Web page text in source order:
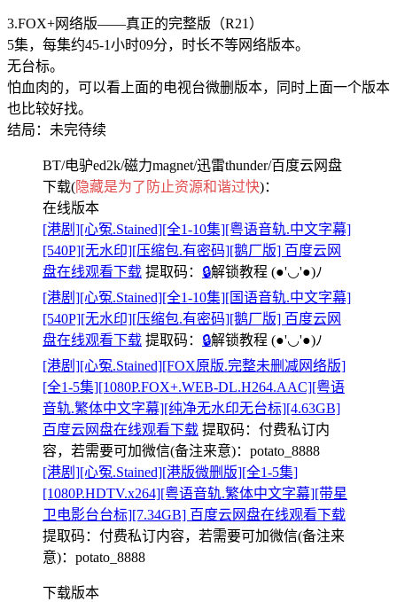
3.FOX+网络版——真正的完整版（R21）
5集，每集约45-1小时09分，时长不等网络版本。
无台标。
怕血肉的，可以看上面的电视台微删版本，同时上面一个版本
也比较好找。
结局：未完待续
BT/电驴ed2k/磁力magnet/迅雷thunder/百度云网盘
下载(隐藏是为了防止资源和谐过快)：
在线版本
[港剧][心冤.Stained][全1-10集][粤语音轨.中文字幕]
[540P][无水印][压缩包.有密码][鹅厂版] 百度云网
盘在线观看下载 提取码： 🔒解锁教程 (●'◡'●)ﾉ
[港剧][心冤.Stained][全1-10集][国语音轨.中文字幕]
[540P][无水印][压缩包.有密码][鹅厂版] 百度云网
盘在线观看下载 提取码： 🔒解锁教程 (●'◡'●)ﾉ
[港剧][心冤.Stained][FOX原版.完整未删减网络版]
[全1-5集][1080P.FOX+.WEB-DL.H264.AAC][粤语
音轨.繁体中文字幕][纯净无水印无台标][4.63GB]
百度云网盘在线观看下载 提取码： 付费私订内
容，若需要可加微信(备注来意)：potato_8888
[港剧][心冤.Stained][港版微删版][全1-5集]
[1080P.HDTV.x264][粤语音轨.繁体中文字幕][带星
卫电影台台标][7.34GB] 百度云网盘在线观看下载
提取码： 付费私订内容，若需要可加微信(备注来
意)：potato_8888
下载版本